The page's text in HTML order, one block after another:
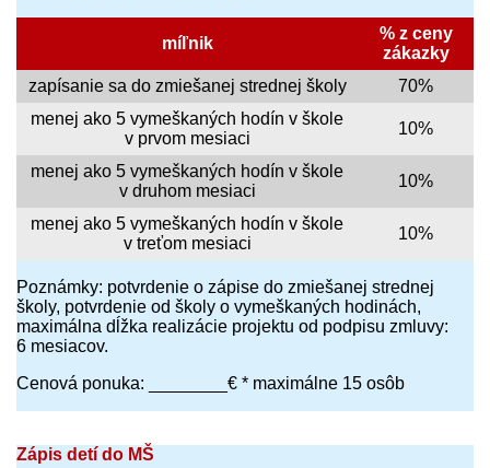
míľnik
% z ceny
zákazky
zapísanie sa do zmiešanej strednej školy
70%
menej ako 5 vymeškaných hodín v škole
v prvom mesiaci
10%
menej ako 5 vymeškaných hodín v škole
v druhom mesiaci
10%
menej ako 5 vymeškaných hodín v škole
v treťom mesiaci
10%
Poznámky: potvrdenie o zápise do zmiešanej strednej
školy, potvrdenie od školy o vymeškaných hodinách,
maximálna dĺžka realizácie projektu od podpisu zmluvy:
6 mesiacov.
Cenová ponuka: ________€ * maximálne 15 osôb
Zápis detí do MŠ